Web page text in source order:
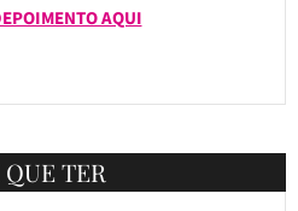
AQUI
TER